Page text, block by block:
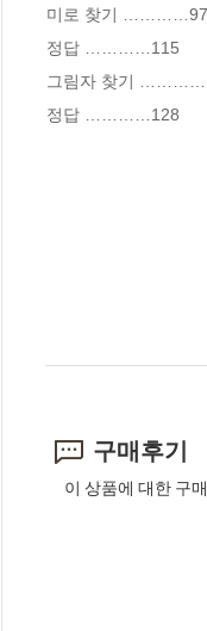
미로 찾기 …………97
정답 …………115
그림자 찾기
정답 …………128
구매후기
이 상품에 대한 구